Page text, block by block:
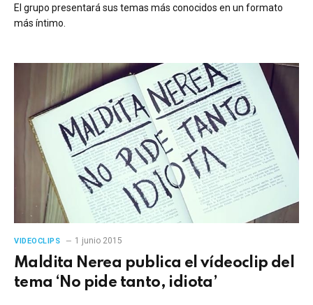
El grupo presentará sus temas más conocidos en un formato
más íntimo.
VIDEOCLIPS 1 junio 2015
Maldita Nerea publica el vídeoclip del
tema ‘No pide tanto, idiota’